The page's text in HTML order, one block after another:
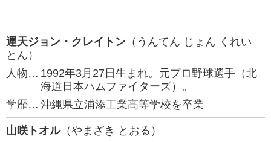
運天ジョン・クレイトン （うんてん じょん くれい
とん）
人物… 1992年3月27日生まれ。元プロ野球選手（北
海道日本ハムファイターズ）。
学歴… 沖縄県立浦添工業高等学校を卒業
山咲トオル（やまざき とおる）